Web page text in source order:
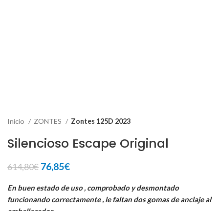
Inicio ZONTES Zontes 125D 2023
Silencioso Escape Original
614,80€ El
original
era:
76,85€El
actual
es:
En buen estado de uso , comprobado y desmontado
funcionando correctamente , le faltan dos gomas de anclaje al